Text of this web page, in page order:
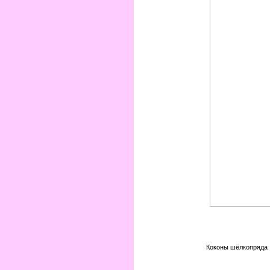
Коконы шёлкопряда